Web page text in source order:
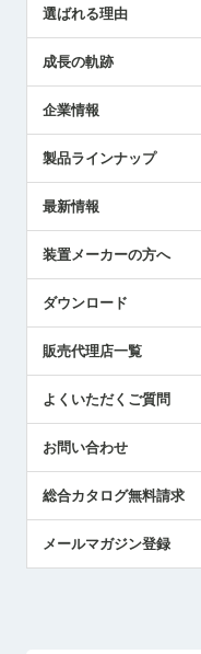
解決策提案
選ばれる理由
成長の軌跡
企業情報
ごあいさつ
受賞履歴
採用情報
国/地域/言語
製品ラインナップ
ツールセッタ製品
エアマイクロセンサ製品
最新情報
メトロールの技術
社員ブログ
中小企業のBCP地震対策
センサのテクニカルガイド
社長ブログ
装置メーカーの方へ
ダウンロード
販売代理店一覧
よくいただくご質問
お問い合わせ
総合カタログ無料請求
メールマガジン登録